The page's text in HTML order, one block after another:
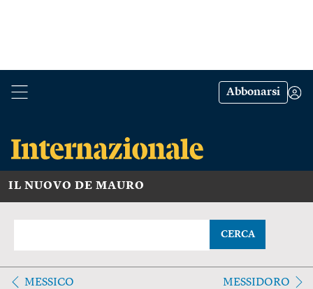
Abbonarsi
IL NUOVO DE MAURO
CERCA
MESSICO MESSIDORO